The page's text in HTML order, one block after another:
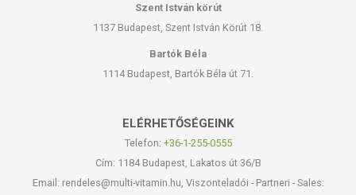
Szent István körút
1137 Budapest, Szent István Körút 18.
Bartók Béla
1114 Budapest, Bartók Béla út 71.
ELÉRHETŐSÉGEINK
Telefon: +36-1-255-0555
Cím: 1184 Budapest, Lakatos út 36/B
Email: rendeles@multi-vitamin.hu, Viszonteladói - Partneri - Sales: